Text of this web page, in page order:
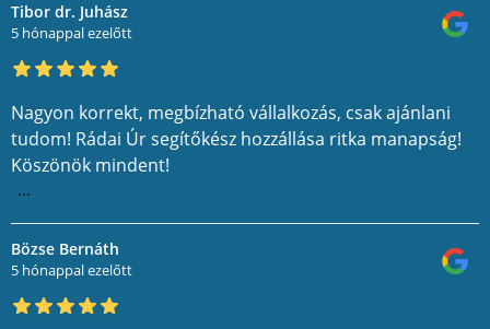
Tibor dr. Juhász
5 hónappal ezelőtt
Nagyon korrekt, megbízható vállalkozás, csak ajánlani
tudom! Rádai Úr segítőkész hozzállása ritka manapság!
Köszönök mindent!
...
Bözse Bernáth
5 hónappal ezelőtt